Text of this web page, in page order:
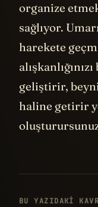
organize
sağlıyor.
harekete
geliştirir,
haline getirir
BU YAZIDAKI